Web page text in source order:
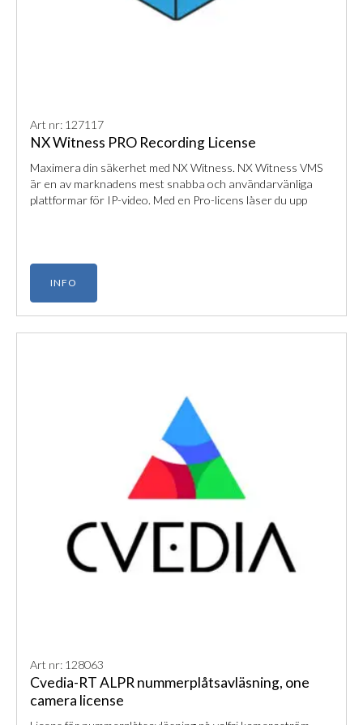
Art nr: 127117
NX Witness PRO Recording License
Maximera din säkerhet med NX Witness. NX Witness VMS
är en av marknadens mest snabba och användarvänliga
plattformar för IP-video. Med en Pro-licens låser du upp
INFO
Art nr: 128063
Cvedia-RT ALPR nummerplåtsavläsning, one
camera license